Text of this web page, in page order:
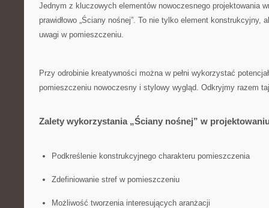
Jednym z⁢ kluczowych ‌elementów nowoczesnego projektowania
prawidłowo „Ściany nośnej”. To nie tylko element konstrukcyjny,
⁣uwagi w pomieszczeniu.
Przy odrobinie kreatywności można w pełni wykorzystać
pomieszczeniu nowoczesny i stylowy wygląd.​ Odkryjmy razem
Zalety wykorzystania „Ściany nośnej” w
Podkreślenie ​konstrukcyjnego⁢ charakteru pomieszczenia
Zdefiniowanie stref w pomieszczeniu
Możliwość tworzenia interesujących aranżacji